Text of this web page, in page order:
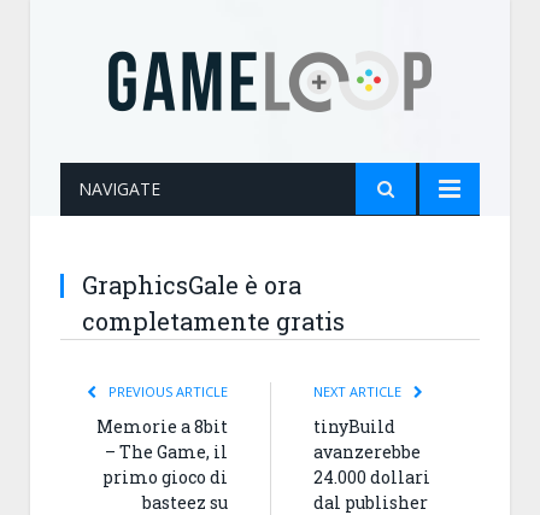
NAVIGATE
GraphicsGale è ora
completamente gratis
PREVIOUS ARTICLE
Memorie a 8bit
– The Game, il
primo gioco di
basteez su
NEXT ARTICLE
tinyBuild
avanzerebbe
24.000 dollari
dal publisher